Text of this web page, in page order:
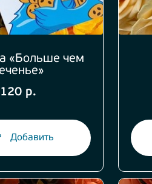
«Больше чем
120 р.
Добавить